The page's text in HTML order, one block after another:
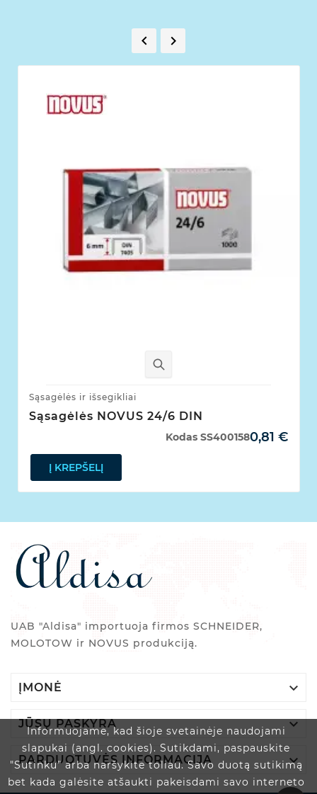
Informuojame, kad šioje svetainėje naudojami
slapukai (angl. cookies). Sutikdami, paspauskite
"Sutinku" arba naršykite toliau. Savo duotą sutikimą
bet kada galėsite atšaukti pakeisdami savo interneto
 
Sąsagėlės ir išsegikliai
Sąsagėlės NOVUS 24/6 DIN
0,81 €
Kodas SS400158
Į KREPŠELĮ
UAB "Aldisa" importuoja firmos SCHNEIDER,
MOLOTOW ir NOVUS produkciją.
ĮMONĖ 
JŪSŲ PASKYRA 
PARDUOTUVĖS INFORMACIJA 